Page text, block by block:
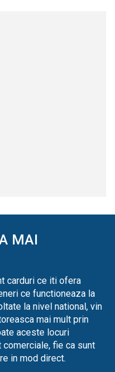
MAI
carduri ce iti ofera
ce functioneaza la
la nivel national, vin
mai mult prin
aceste locuri
fie ca sunt
in mod direct.